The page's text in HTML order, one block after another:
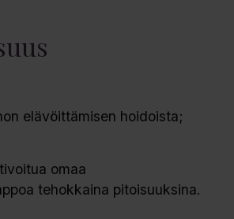
elävöittämisen hoidoista;
omaa
tehokkaina pitoisuuksina.